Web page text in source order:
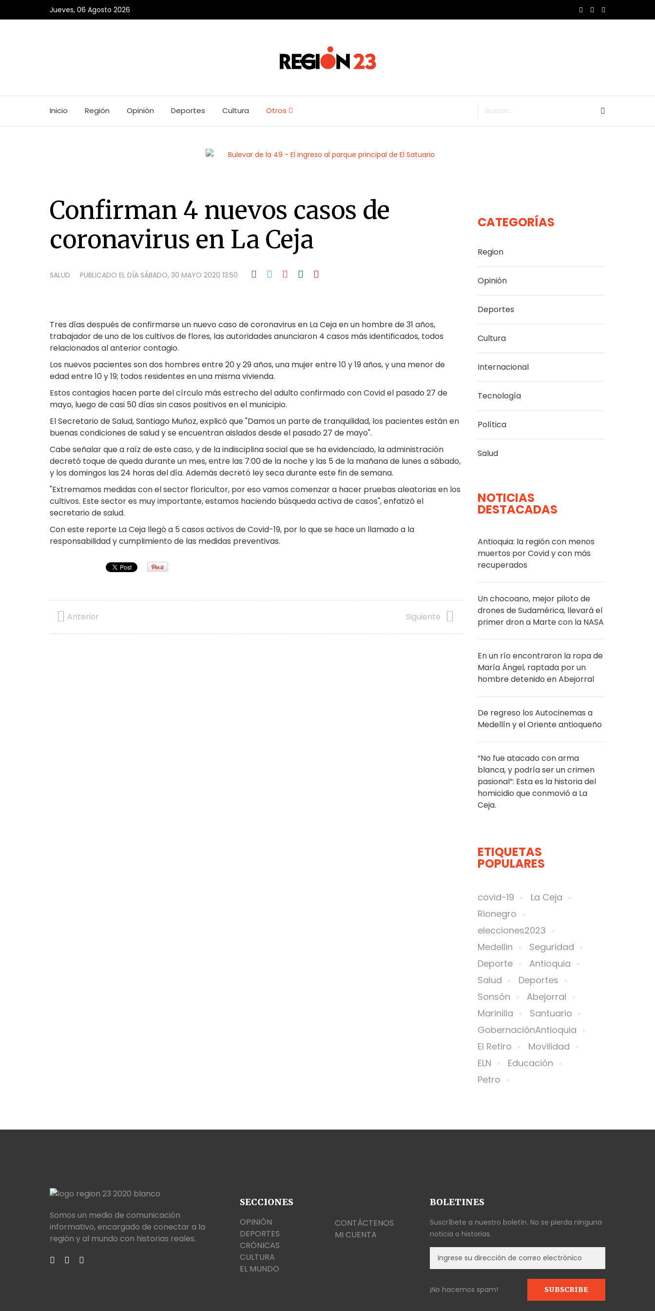
Jueves, 06 Agosto 2026
Inicio Región Opinión Deportes Cultura Otros
Confirman 4 nuevos casos de
coronavirus en La Ceja
SALUD PUBLICADO EL DÍA SÁBADO, 30 MAYO 2020 13:50
Tres días después de confirmarse un nuevo caso de coronavirus en La Ceja en un hombre de 31 años,
trabajador de uno de los cultivos de flores, las autoridades anunciaron 4 casos más identificados, todos
relacionados al anterior contagio.
Los nuevos pacientes son dos hombres entre 20 y 29 años, una mujer entre 10 y 19 años, y una menor de
edad entre 10 y 19; todos residentes en una misma vivienda.
Estos contagios hacen parte del círculo más estrecho del adulto confirmado con Covid el pasado 27 de
mayo, luego de casi 50 días sin casos positivos en el municipio.
El Secretario de Salud, Santiago Muñoz, explicó que "Damos un parte de tranquilidad, los pacientes están en
buenas condiciones de salud y se encuentran aislados desde el pasado 27 de mayo".
Cabe señalar que a raíz de este caso, y de la indisciplina social que se ha evidenciado, la administración
decretó toque de queda durante un mes, entre las 7:00 de la noche y las 5 de la mañana de lunes a sábado,
y los domingos las 24 horas del día. Además decretó ley seca durante este fin de semana.
"Extremamos medidas con el sector floricultor, por eso vamos comenzar a hacer pruebas aleatorias en los
cultivos. Este sector es muy importante, estamos haciendo búsqueda activa de casos", enfatizó el
secretario de salud.
Con este reporte La Ceja llegó a 5 casos activos de Covid-19, por lo que se hace un llamado a la
responsabilidad y cumplimiento de las medidas preventivas.
Anterior Siguiente
CATEGORÍAS
Region
Opinión
Deportes
Cultura
Internacional
Tecnología
Política
Salud
NOTICIAS
DESTACADAS
Antioquia: la región con menos
muertos por Covid y con más
recuperados
Un chocoano, mejor piloto de
drones de Sudamérica, llevará el
primer dron a Marte con la NASA
En un río encontraron la ropa de
María Ángel, raptada por un
hombre detenido en Abejorral
De regreso los Autocinemas a
Medellín y el Oriente antioqueño
“No fue atacado con arma
blanca, y podría ser un crimen
pasional”: Esta es la historia del
homicidio que conmovió a La
Ceja.
ETIQUETAS
POPULARES
covid-19
La Ceja
Rionegro
elecciones2023
Medellin
Seguridad
Deporte
Antioquia
Salud
Deportes
Sonsón
Abejorral
Marinilla
Santuario
GobernaciónAntioquia
El Retiro
Movilidad
ELN
Educación
Petro
Somos un medio de comunicación
informativo, encargado de conectar a la
región y al mundo con historias reales.
SECCIONES
OPINIÓN
DEPORTES
CRÓNICAS
CULTURA
EL MUNDO
CONTÁCTENOS
MI CUENTA
BOLETINES
Suscríbete a nuestro boletín. No se pierda ninguna
noticia o historias.
¡No hacemos spam!